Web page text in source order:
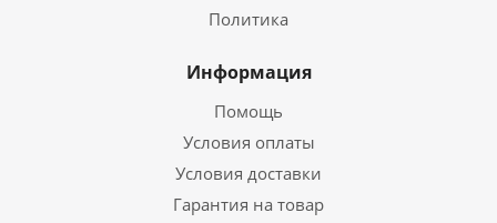
Политика
Информация
Помощь
Условия оплаты
Условия доставки
Гарантия на товар